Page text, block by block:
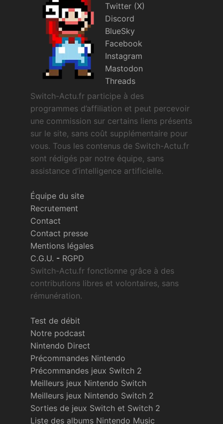
Twitter (X)
Discord
BlueSky
Facebook
Instagram
Mastodon
Threads
Switch-Actu.fr participe à des
programmes d’affiliation et peut percevoir
une commission sur certains liens présents
sur le site, sans coût supplémentaire pour
vous. Tous les contenus de Switch-Actu.fr
sont rédigés par notre équipe, sans
assistance d’intelligence artificielle.
Équipe du site
Recrutement
Contact
Contact presse
Mentions légales
C.G.U. - RGPD
Switch-Actu.fr fonctionne grâce à des
contributions libres et volontaires, sans
rémunération.
Test de débit
Notre podcast
Nintendo Direct
Précommandes Nintendo
Précommandes jeux Switch 2
Meilleurs jeux Nintendo Switch
Meilleurs jeux Nintendo Switch 2
Sorties de jeux Switch et Switch 2
Liste des albums Nintendo Music